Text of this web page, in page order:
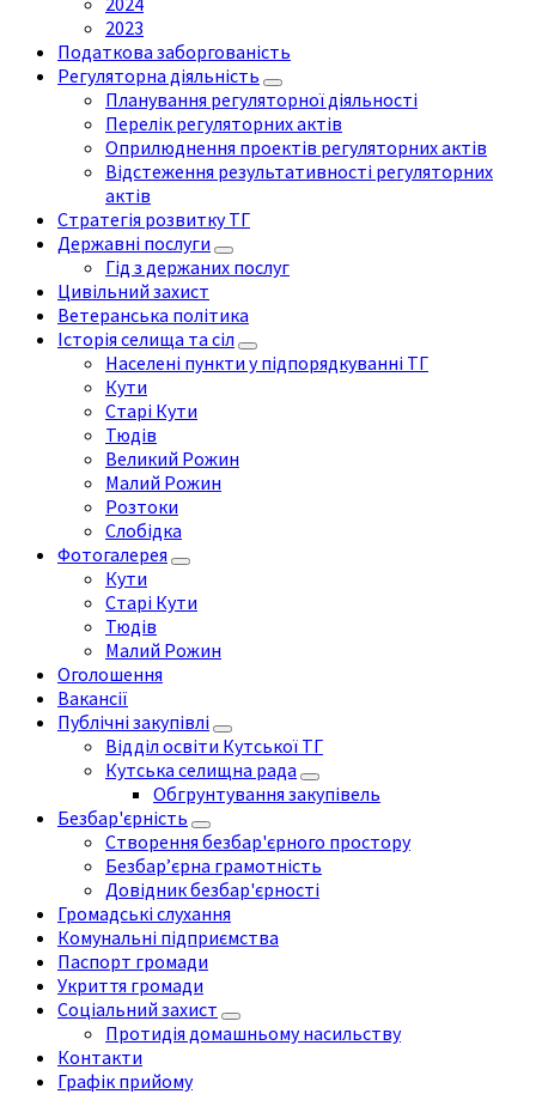
2023
Податкова заборгованість
Регуляторна діяльність
Планування регуляторної діяльності
Перелік регуляторних актів
Оприлюднення проектів регуляторних актів
Відстеження результативності регуляторних
актів
Стратегія розвитку ТГ
Державні послуги
Гід з держаних послуг
Цивільний захист
Ветеранська політика
Історія селища та сіл
Населені пункти у підпорядкуванні ТГ
Кути
Старі Кути
Тюдів
Великий Рожин
Малий Рожин
Розтоки
Слобідка
Фотогалерея
Кути
Старі Кути
Тюдів
Малий Рожин
Оголошення
Вакансії
Публічні закупівлі
Відділ освіти Кутської ТГ
Кутська селищна рада
Обгрунтування закупівель
Безбар'єрність
Створення безбар'єрного простору
Безбар’єрна грамотність
Довідник безбар'єрності
Громадські слухання
Комунальні підприємства
Паспорт громади
Укриття громади
Соціальний захист
Протидія домашньому насильству
Контакти
Графік прийому